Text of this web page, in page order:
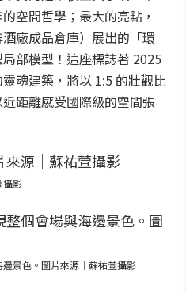
空間哲學；最大的亮點，
廠成品倉庫）展出的「環
部模型！這座標誌著 2025
魂建築，將以 1:5 的壯觀比
距離感受國際級的空間張
攝影
景色。圖片來源｜蘇祐萱攝影